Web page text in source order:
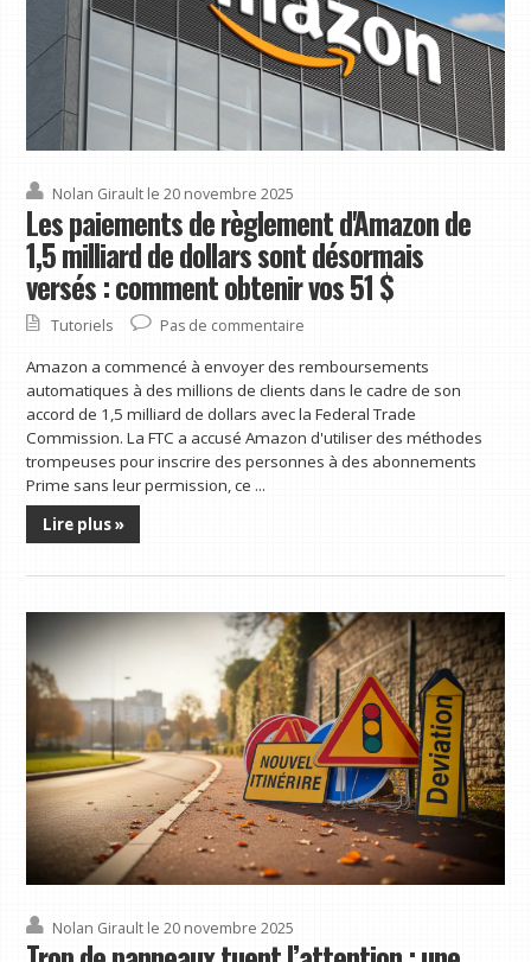
Nolan Girault le 20 novembre 2025
Les paiements de règlement d'Amazon de
1,5 milliard de dollars sont désormais
versés : comment obtenir vos 51 $
Tutoriels Pas de commentaire
Amazon a commencé à envoyer des remboursements
automatiques à des millions de clients dans le cadre de son
accord de 1,5 milliard de dollars avec la Federal Trade
Commission. La FTC a accusé Amazon d'utiliser des méthodes
trompeuses pour inscrire des personnes à des abonnements
Prime sans leur permission, ce ...
Lire plus »
Nolan Girault le 20 novembre 2025